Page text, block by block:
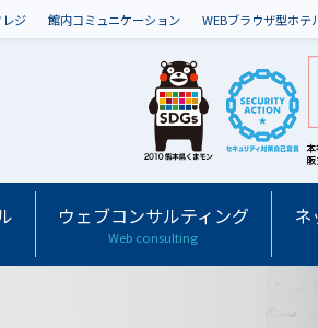
ジ 館内コミュニケーション WEBブラウザ型ホテ
ウェブコンサルティング
Web consulting
ネ